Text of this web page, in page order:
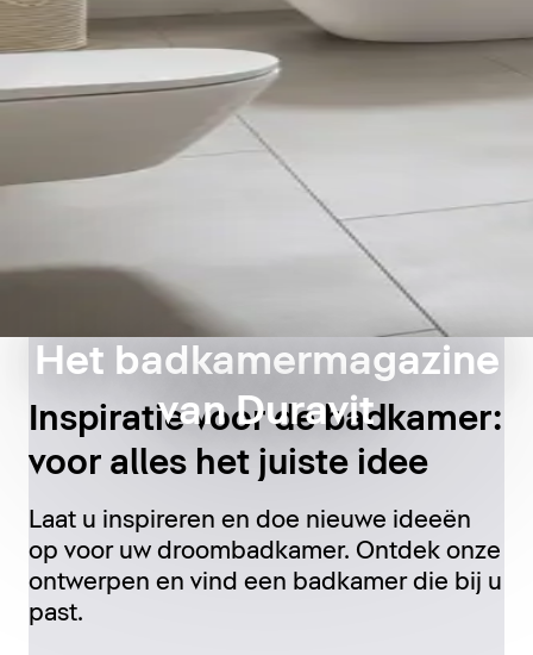
Het badkamermagazine
van Duravit
Inspiratie voor de badkamer:
voor alles het juiste idee
Laat u inspireren en doe nieuwe ideeën
op voor uw droombadkamer. Ontdek onze
ontwerpen en vind een badkamer die bij u
past.